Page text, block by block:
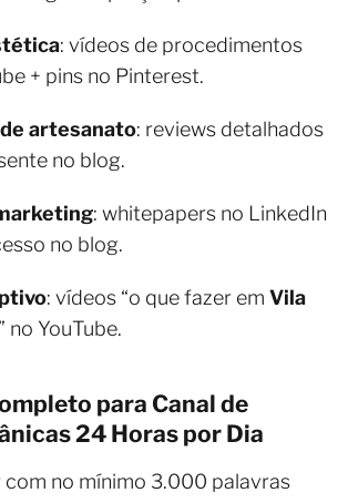
: vídeos de procedimentos
+ pins no Pinterest.
artesanato: reviews detalhados
no blog.
: whitepapers no LinkedIn
no blog.
: vídeos “o que fazer em Vila
no YouTube.
para Canal de
24 Horas por Dia
com no mínimo 3.000 palavras